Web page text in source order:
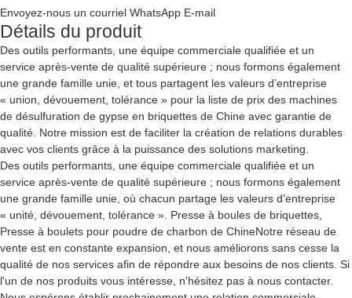
Envoyez-nous un courriel WhatsApp E-mail
Détails du produit
Des outils performants, une équipe commerciale qualifiée et un
service après-vente de qualité supérieure ; nous formons également
une grande famille unie, et tous partagent les valeurs d’entreprise
« union, dévouement, tolérance » pour la liste de prix des machines
de désulfuration de gypse en briquettes de Chine avec garantie de
qualité. Notre mission est de faciliter la création de relations durables
avec vos clients grâce à la puissance des solutions marketing.
Des outils performants, une équipe commerciale qualifiée et un
service après-vente de qualité supérieure ; nous formons également
une grande famille unie, où chacun partage les valeurs d’entreprise
« unité, dévouement, tolérance ». Presse à boules de briquettes,
Presse à boulets pour poudre de charbon de ChineNotre réseau de
vente est en constante expansion, et nous améliorons sans cesse la
qualité de nos services afin de répondre aux besoins de nos clients. Si
l'un de nos produits vous intéresse, n'hésitez pas à nous contacter.